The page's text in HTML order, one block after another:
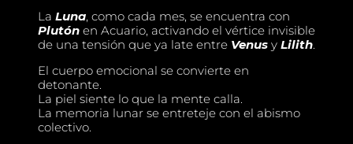
La Luna, como cada mes, se encuentra con
Plutónen Acuario, activando el vértice invisible
de una tensión que ya late entre Venusy Lilith.
El cuerpo emocional se convierte en
detonante.
La piel siente lo que la mente calla.
La memoria lunar se entreteje con el abismo
colectivo.